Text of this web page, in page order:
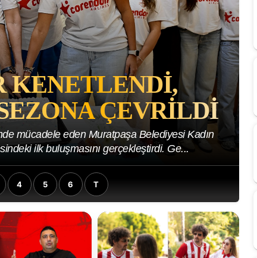
KENETLENDI,
ÇEVRILDI
mücadele eden Muratpaşa Belediyesi Kadın
ilk buluşmasını gerçekleştirdi. Ge...
4 5 6 T